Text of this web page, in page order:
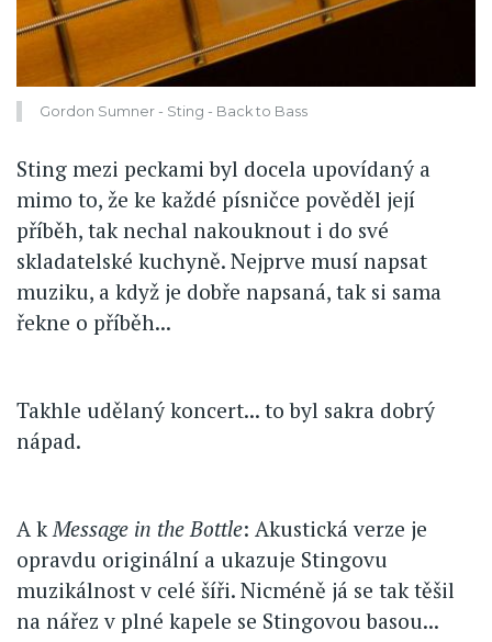
Gordon Sumner - Sting - Back to Bass
Sting mezi peckami byl docela upovídaný a
mimo to, že ke každé písničce pověděl její
příběh, tak nechal nakouknout i do své
skladatelské kuchyně. Nejprve musí napsat
muziku, a když je dobře napsaná, tak si sama
řekne o příběh...
Takhle udělaný koncert... to byl sakra dobrý
nápad.
A k Message in the Bottle: Akustická verze je
opravdu originální a ukazuje Stingovu
muzikálnost v celé šíři. Nicméně já se tak těšil
na nářez v plné kapele se Stingovou basou...